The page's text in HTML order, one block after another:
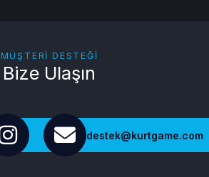
MÜŞTERI DESTEĞI
Bize Ulaşın
destek@kurtgame.com